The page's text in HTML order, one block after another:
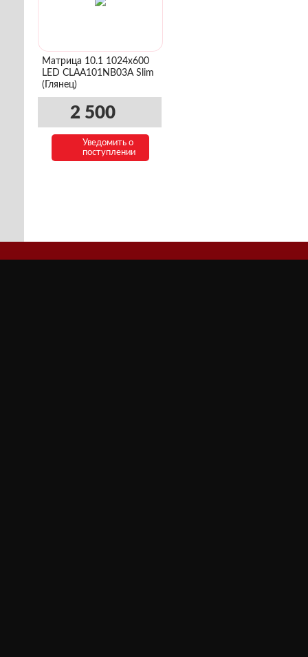
Матрица 10.1 1024x600
LED CLAA101NB03A Slim
(Глянец)
2 500
Уведомить о
поступлении